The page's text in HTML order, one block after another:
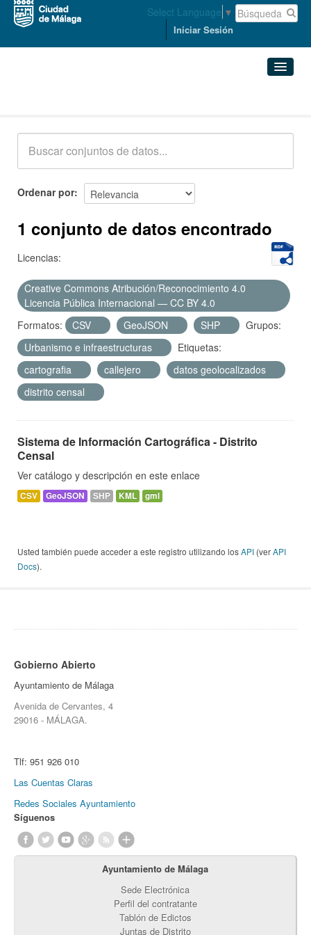
Select Language ▼
Iniciar Sesión
Acerca de
Ordenar por
1 conjunto de datos encontrado
Licencias:
Creative Commons Atribución/Reconocimiento 4.0
Licencia Pública Internacional — CC BY 4.0
Formatos:
CSV GeoJSON SHP
Grupos:
Urbanismo e infraestructuras
Etiquetas:
cartografia
callejero
datos geolocalizados
distrito censal
Sistema de Información Cartográfica - Distrito
Censal
Ver catálogo y descripción en este enlace
CSV GeoJSON SHP KML gml
Usted también puede acceder a este registro utilizando losAPI (verAPI
Docs).
Gobierno Abierto
Ayuntamiento de Málaga
Avenida de Cervantes, 4
29016 - MÁLAGA.
Tlf: 951 926 010
Las Cuentas Claras
Redes Sociales Ayuntamiento
Síguenos
Ayuntamiento de Málaga
Sede Electrónica
Perfil del contratante
Tablón de Edictos
Juntas de Distrito